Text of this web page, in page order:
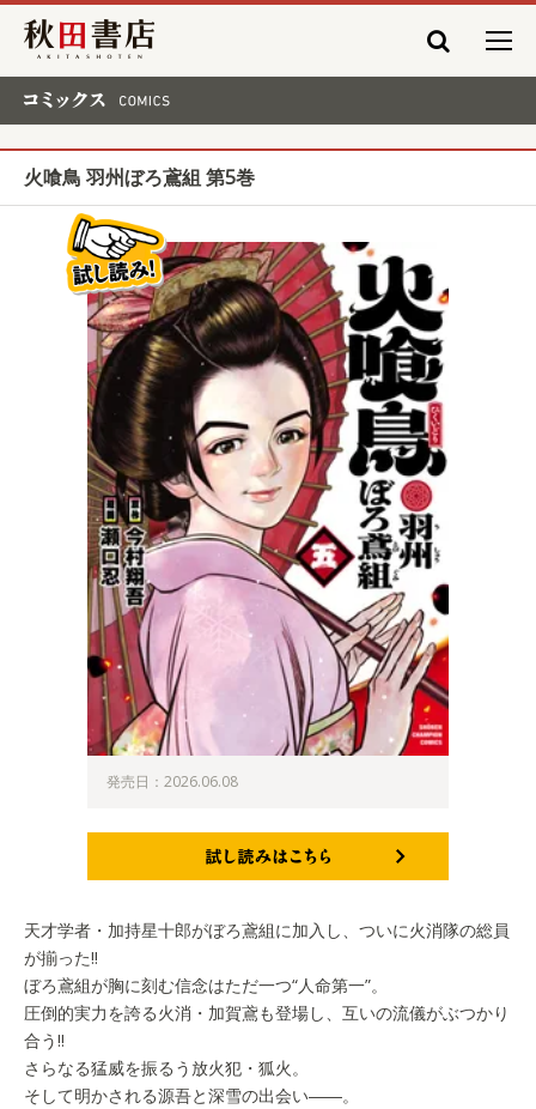
秋田書店
火喰鳥 羽州ぼろ鳶組 第5巻
発売日：2026.06.08
天才学者・加持星十郎がぼろ鳶組に加入し、ついに火消隊の総員
が揃った!!
ぼろ鳶組が胸に刻む信念はただ一つ“人命第一”。
圧倒的実力を誇る火消・加賀鳶も登場し、互いの流儀がぶつかり
合う!!
さらなる猛威を振るう放火犯・狐火。
そして明かされる源吾と深雪の出会い――。